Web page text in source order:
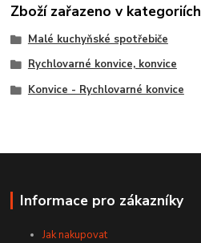
Zboží zařazeno v kategoriích
Malé kuchyňské spotřebiče
Rychlovarné konvice, konvice
Konvice - Rychlovarné konvice
Informace pro zákazníky
Jak nakupovat